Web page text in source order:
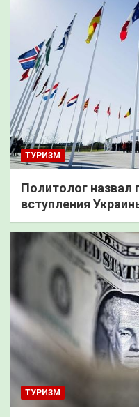
ТУРИЗМ
Политолог назвал
вступления
ТУРИЗМ